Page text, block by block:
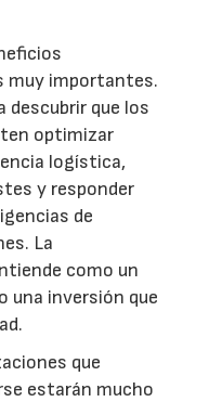
muy importantes.
descubrir que los
optimizar
logística,
y responder
de
La
como un
una inversión que
que
estarán mucho